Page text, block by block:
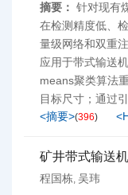
摘要： 针对现有
在检测精度低、
量级网络和双重
应用于带式输送
means聚类算法
目标尺寸；通过引
<摘要>(396)
矿井带式输送
程国栋, 吴玮